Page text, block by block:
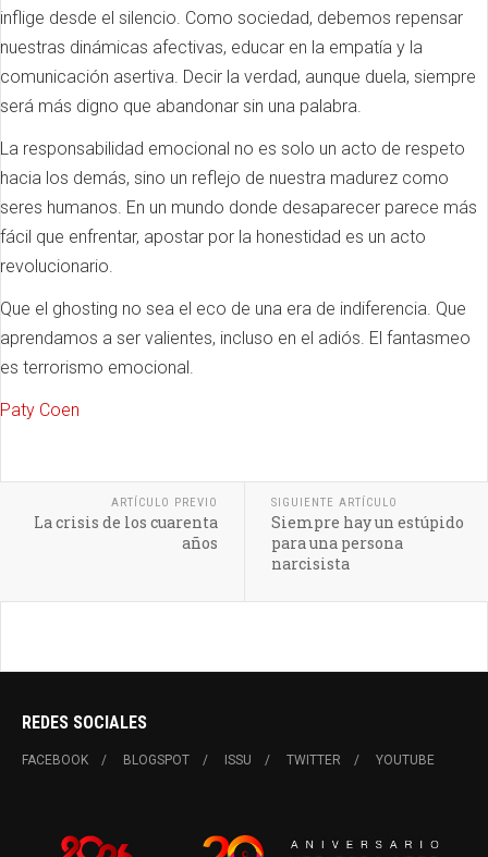
inflige desde el silencio. Como sociedad, debemos repensar
nuestras dinámicas afectivas, educar en la empatía y la
comunicación asertiva. Decir la verdad, aunque duela, siempre
será más digno que abandonar sin una palabra.
La responsabilidad emocional no es solo un acto de respeto
hacia los demás, sino un reflejo de nuestra madurez como
seres humanos. En un mundo donde desaparecer parece más
fácil que enfrentar, apostar por la honestidad es un acto
revolucionario.
Que el ghosting no sea el eco de una era de indiferencia. Que
aprendamos a ser valientes, incluso en el adiós. El fantasmeo
es terrorismo emocional.
Paty Coen
ARTÍCULO PREVIO
La crisis de los cuarenta
años
SIGUIENTE ARTÍCULO
Siempre hay un estúpido
para una persona
narcisista
REDES SOCIALES
FACEBOOK BLOGSPOT ISSU TWITTER YOUTUBE